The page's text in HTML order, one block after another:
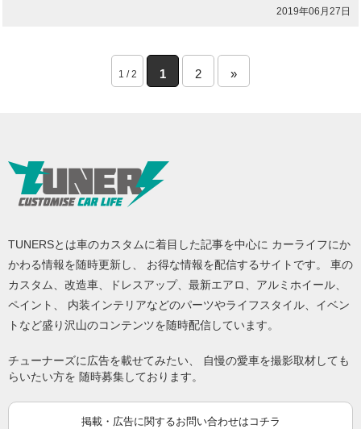
2019年06月27日
1 / 2 1 2 »
TUNERSとは車のカスタムに着目した記事を中心に カーライフにか
かわる情報を随時更新し、 お得な情報を配信するサイトです。 車の
カスタム、改造車、ドレスアップ、最新エアロ、アルミホイール、
ペイント、 内装インテリアなどのパーツやライフスタイル、イベン
トなど盛り沢山のコンテンツを随時配信しています。
チューナーズに広告を載せてみたい、 自慢の愛車を撮影取材しても
らいたい方を 随時募集しております。
掲載・広告に関するお問い合わせはコチラ